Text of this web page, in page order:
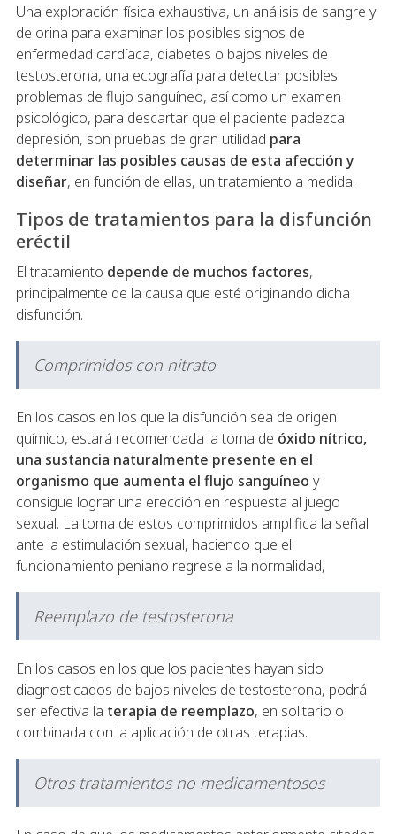
Una exploración física exhaustiva, un análisis de sangre y
de orina para examinar los posibles signos de
enfermedad cardíaca, diabetes o bajos niveles de
testosterona, una ecografía para detectar posibles
problemas de flujo sanguíneo, así como un examen
psicológico, para descartar que el paciente padezca
depresión, son pruebas de gran utilidad para
determinar las posibles causas de esta afección y
diseñar, en función de ellas, un tratamiento a medida.
Tipos de tratamientos para la disfunción
eréctil
El tratamiento depende de muchos factores,
principalmente de la causa que esté originando dicha
disfunción.
Comprimidos con nitrato
En los casos en los que la disfunción sea de origen
químico, estará recomendada la toma de óxido nítrico,
una sustancia naturalmente presente en el
organismo que aumenta el flujo sanguíneo y
consigue lograr una erección en respuesta al juego
sexual. La toma de estos comprimidos amplifica la señal
ante la estimulación sexual, haciendo que el
funcionamiento peniano regrese a la normalidad,
Reemplazo de testosterona
En los casos en los que los pacientes hayan sido
diagnosticados de bajos niveles de testosterona, podrá
ser efectiva la terapia de reemplazo, en solitario o
combinada con la aplicación de otras terapias.
Otros tratamientos no medicamentosos